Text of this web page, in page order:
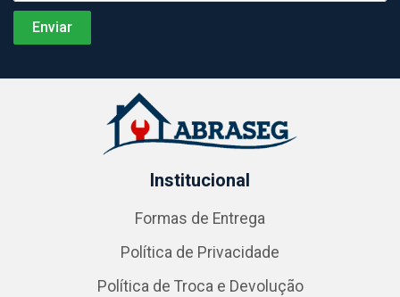
Institucional
Formas de Entrega
Política de Privacidade
Política de Troca e Devolução